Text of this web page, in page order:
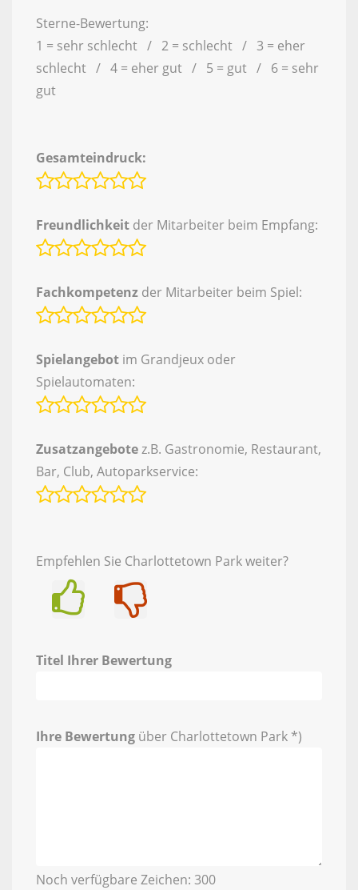
Sterne-Bewertung:
1 = sehr schlecht / 2 = schlecht / 3 = eher
schlecht / 4 = eher gut / 5 = gut / 6 = sehr
gut
Gesamteindruck:
Freundlichkeit der Mitarbeiter beim Empfang:
Fachkompetenz der Mitarbeiter beim Spiel:
Spielangebot im Grandjeux oder
Spielautomaten:
Zusatzangebotez.B. Gastronomie, Restaurant,
Bar, Club, Autoparkservice:
Empfehlen Sie Charlottetown Park weiter?
Titel Ihrer Bewertung
Ihre Bewertung über Charlottetown Park *)
Noch verfügbare Zeichen: 300